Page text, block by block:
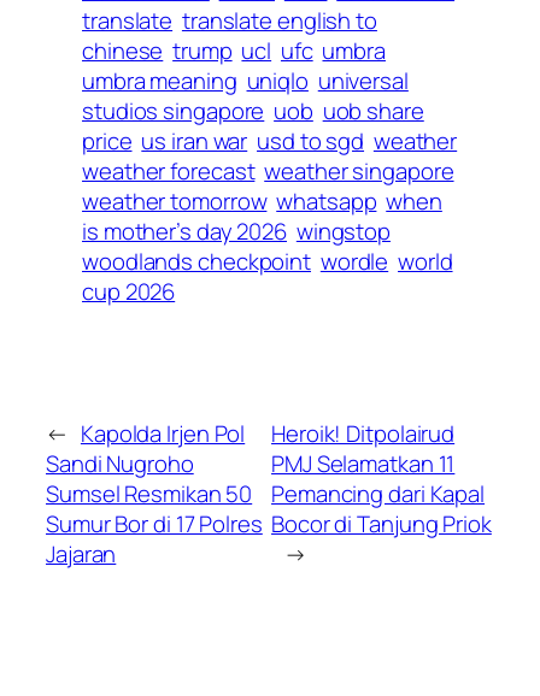
translate translate english to
chinese trump ucl ufc umbra
umbra meaning uniqlo universal
studios singapore uob uob share
price us iran war usd to sgd weather
weather forecast weather singapore
weather tomorrow whatsapp when
is mother’s day 2026 wingstop
woodlands checkpoint wordle world
cup 2026
← Kapolda Irjen Pol
Sandi Nugroho
Sumsel Resmikan 50
Sumur Bor di 17 Polres
Jajaran
Heroik! Ditpolairud
PMJ Selamatkan 11
Pemancing dari Kapal
Bocor di Tanjung Priok
→